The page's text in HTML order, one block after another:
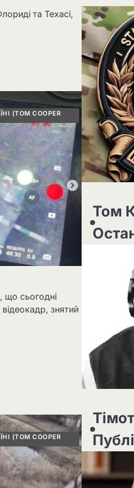
та Техасі,
(TOM COOPER
що сьогодні
знятий
(TOM COOPER
Том